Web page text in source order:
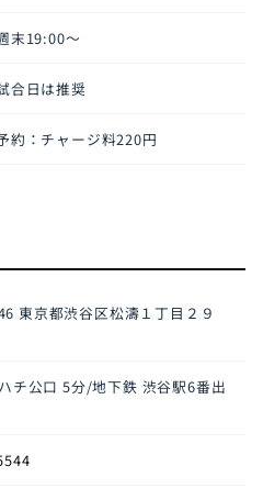
末19:00〜
合日は推奨
約：チャージ料220円
東京都渋谷区松濤１丁目２９
チ公口 5分/地下鉄 渋谷駅6番出